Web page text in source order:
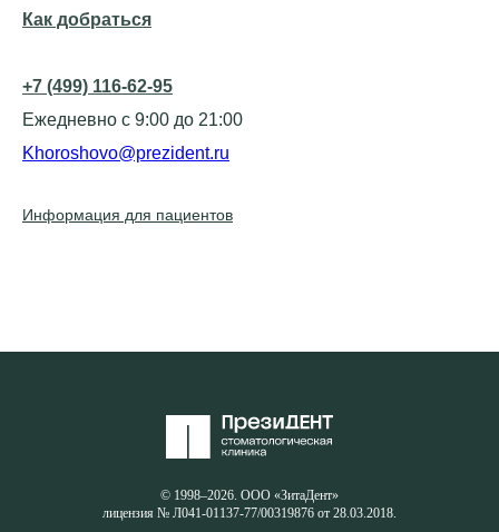
Как добраться
+7 (499) 116-62-95
Ежедневно с 9:00 до 21:00
Khoroshovo@prezident.ru
Информация для пациентов
© 1998–2026. ООО «ЗитаДент»
лицензия № Л041-01137-77/00319876 от 28.03.2018.